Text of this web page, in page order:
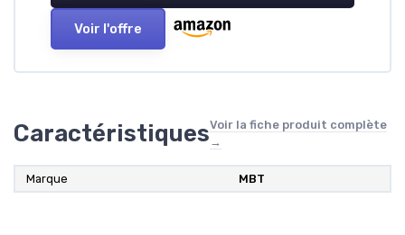
Voir l'offre
CaractéristiquesVoir la fiche produit complète
→
Marque MBT